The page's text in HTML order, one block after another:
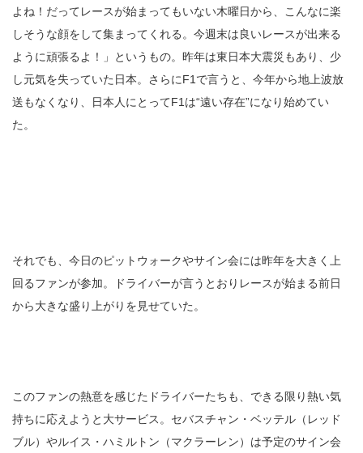
よね！だってレースが始まってもいない木曜日から、こんなに楽
しそうな顔をして集まってくれる。今週末は良いレースが出来る
ように頑張るよ！」というもの。昨年は東日本大震災もあり、少
し元気を失っていた日本。さらにF1で言うと、今年から地上波放
送もなくなり、日本人にとってF1は“遠い存在”になり始めてい
た。
それでも、今日のピットウォークやサイン会には昨年を大きく上
回るファンが参加。ドライバーが言うとおりレースが始まる前日
から大きな盛り上がりを見せていた。
このファンの熱意を感じたドライバーたちも、できる限り熱い気
持ちに応えようと大サービス。セバスチャン・ベッテル（レッド
ブル）やルイス・ハミルトン（マクラーレン）は予定のサイン会